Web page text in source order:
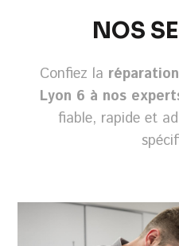
NOS
Confiez la
Lyon 6 à nos
fiable, rapide et